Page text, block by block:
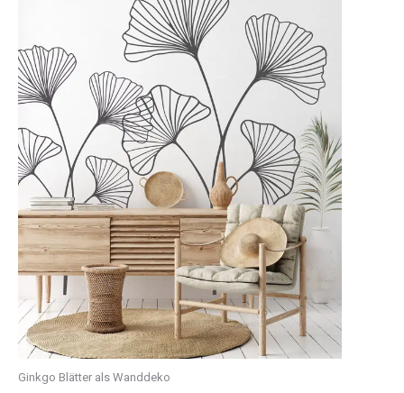
Ginkgo Blätter als Wanddeko